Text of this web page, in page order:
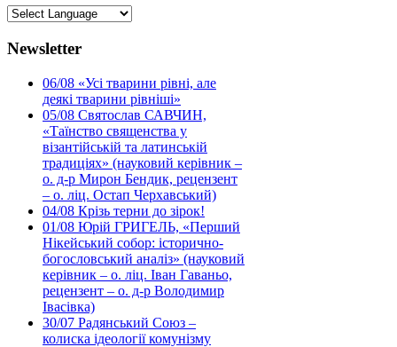
Newsletter
06/08 «Усі тварини рівні, але
деякі тварини рівніші»
05/08 Святослав САВЧИН,
«Таїнство священства у
візантійській та латинській
традиціях» (науковий керівник –
о. д-р Мирон Бендик, рецензент
– о. ліц. Остап Черхавський)
04/08 Крізь терни до зірок!
01/08 Юрій ГРИГЕЛЬ, «Перший
Нікейський собор: історично-
богословський аналіз» (науковий
керівник – о. ліц. Іван Гаваньо,
рецензент – о. д-р Володимир
Івасівка)
30/07 Радянський Союз –
колиска ідеології комунізму